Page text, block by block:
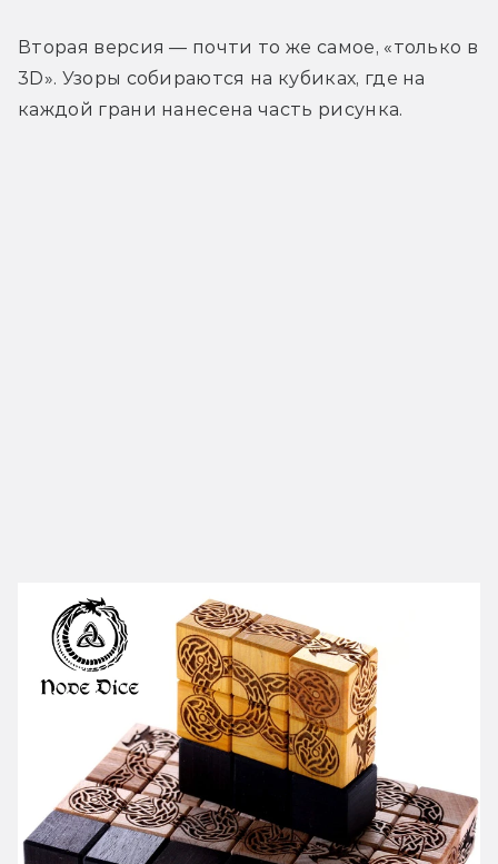
Вторая версия — почти то же самое, «только в
3D». Узоры собираются на кубиках, где на
каждой грани нанесена часть рисунка.